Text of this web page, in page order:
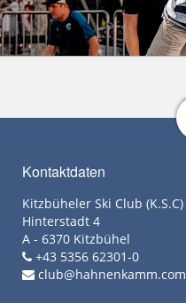
Kontaktdaten
Kitzbüheler Ski Club (K.S.C)
Hinterstadt 4
A - 6370 Kitzbühel
+43 5356 62301-0
club@hahnenkamm.com